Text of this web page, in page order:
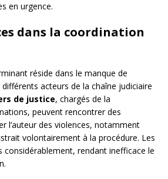
en urgence.
dans la coordination
réside dans le manque de
acteurs de la chaîne judiciaire
de justice, chargés de la
peuvent rencontrer des
l’auteur des violences, notamment
volontairement à la procédure. Les
considérablement, rendant inefficace le